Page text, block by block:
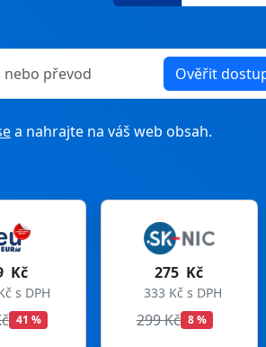
Ověřit
a nahrajte na váš web obsah.
DPH
41 %
275 Kč
333 Kč s DPH
299 Kč 8 %